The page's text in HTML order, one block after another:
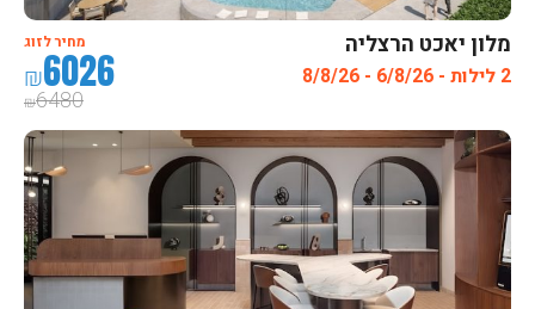
מלון יאכט הרצליה
2 לילות - 6/8/26 - 8/8/26
מחיר לזוג
₪6026
₪6480